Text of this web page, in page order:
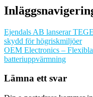
Ejendals AB lanserar
skydd för högriskmiljöer
OEM Electronics –
batteriuppvärmning
Lämna ett svar